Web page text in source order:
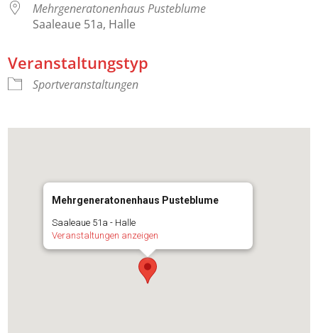
Mehrgeneratonenhaus Pusteblume
Saaleaue 51a, Halle
Veranstaltungstyp
Sportveranstaltungen
Mehrgeneratonenhaus Pusteblume
Saaleaue 51a - Halle
Veranstaltungen anzeigen